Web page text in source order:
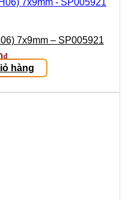
7x9mm – SP005921
₫
hàng